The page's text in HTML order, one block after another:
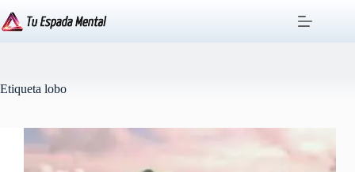
al
contenido
Etiqueta lobo